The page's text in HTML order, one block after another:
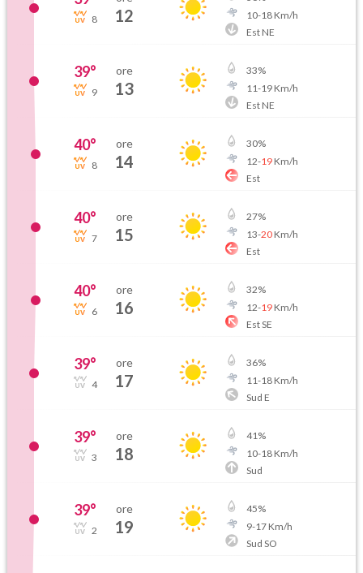
8 12
10-18Km/h
Est NE
39°
9
ore
13
33%
11-19Km/h
Est NE
40°
8
ore
14
30%
12-19Km/h
Est
40°
7
ore
15
27%
13-20Km/h
Est
40°
6
ore
16
32%
12-19Km/h
Est SE
39°
4
ore
17
36%
11-18Km/h
Sud E
39°
3
ore
18
41%
10-18Km/h
Sud
39°
2
ore
19
45%
9-17Km/h
Sud SO